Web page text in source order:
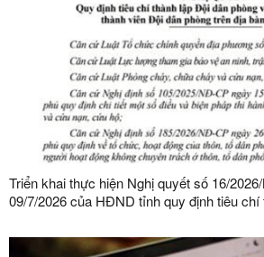
Triển khai thực hiện Nghị quyết số 16/
09/7/2026 của HĐND tỉnh quy định tiêu
bàn tỉnh